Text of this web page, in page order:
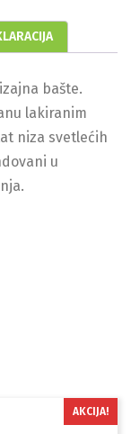
bašte.
lakiranim
niza svetlećih
u
AKCIJA!